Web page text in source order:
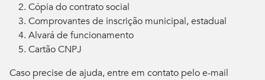
Cópia do contrato social
Comprovantes de inscrição municipal, estadual
Alvará de funcionamento
Cartão CNPJ
Caso precise de ajuda, entre em contato pelo e-mail